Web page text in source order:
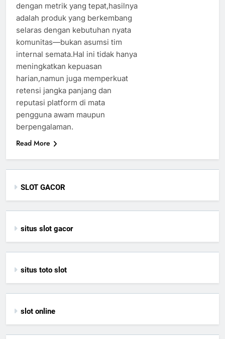
dengan metrik yang tepat,hasilnya
adalah produk yang berkembang
selaras dengan kebutuhan nyata
komunitas—bukan asumsi tim
internal semata.Hal ini tidak hanya
meningkatkan kepuasan
harian,namun juga memperkuat
retensi jangka panjang dan
reputasi platform di mata
pengguna awam maupun
berpengalaman.
Read More
SLOT GACOR
situs slot gacor
situs toto slot
slot online